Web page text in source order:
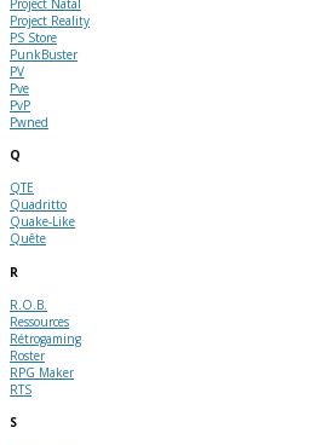
Project Natal
Project Reality
PS Store
PunkBuster
PV
Pve
PvP
Pwned
Q
QTE
Quadritto
Quake-Like
Quête
R
R.O.B.
Ressources
Rétrogaming
Roster
RPG Maker
RTS
S